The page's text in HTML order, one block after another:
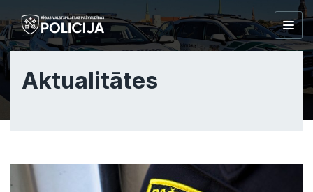
Aktualitātes